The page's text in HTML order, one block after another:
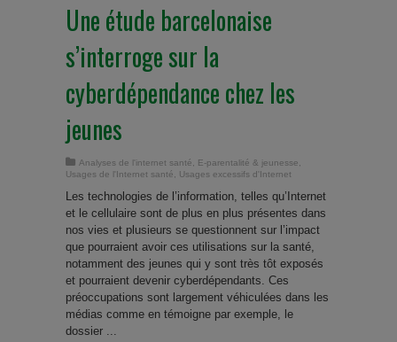
Une étude barcelonaise
s’interroge sur la
cyberdépendance chez les
jeunes
Analyses de l'internet santé E-parentalité & jeunesse
Usages de l'Internet santé
Usages excessifs d'Internet
Les technologies de l’information, telles qu’Internet
et le cellulaire sont de plus en plus présentes dans
nos vies et plusieurs se questionnent sur l’impact
que pourraient avoir ces utilisations sur la santé,
notamment des jeunes qui y sont très tôt exposés
et pourraient devenir cyberdépendants. Ces
préoccupations sont largement véhiculées dans les
médias comme en témoigne par exemple, le
dossier ...